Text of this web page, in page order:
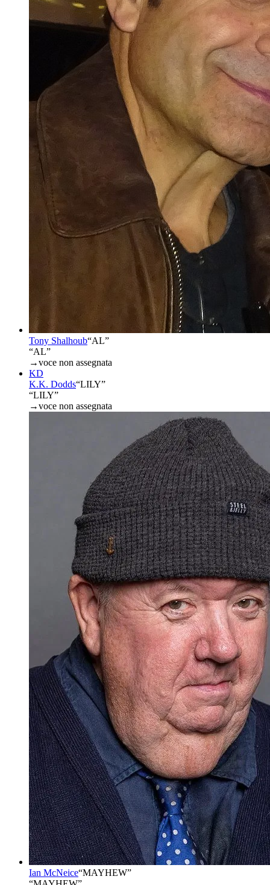
Tony Shalhoub“AL”
“AL”
→voce non assegnata
KD
K.K. Dodds“LILY”
“LILY”
→voce non assegnata
Ian McNeice“MAYHEW”